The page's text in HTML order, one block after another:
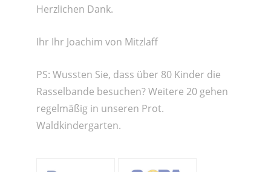
Herzlichen Dank.
Ihr Ihr Joachim von Mitzlaff
PS: Wussten Sie, dass über 80 Kinder die
Rasselbande besuchen? Weitere 20 gehen
regelmäßig in unseren Prot.
Waldkindergarten.